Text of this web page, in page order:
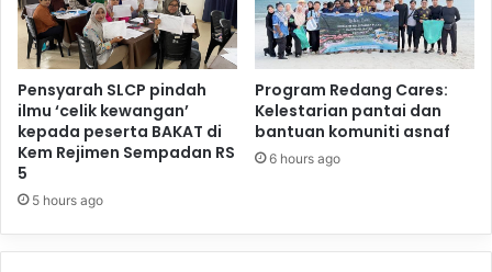
Pensyarah SLCP pindah
ilmu ‘celik kewangan’
kepada peserta BAKAT di
Kem Rejimen Sempadan RS
5
5 hours ago
Program Redang Cares:
Kelestarian pantai dan
bantuan komuniti asnaf
6 hours ago